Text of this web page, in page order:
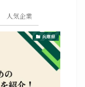
人気企業
兵庫県